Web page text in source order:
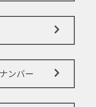
ンバー